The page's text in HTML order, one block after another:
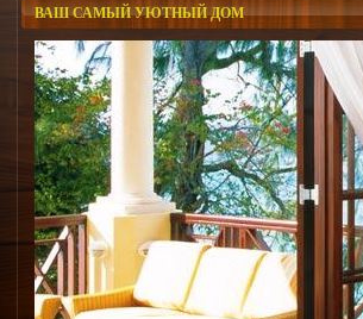
ВАШ САМЫЙ УЮТНЫЙ ДОМ